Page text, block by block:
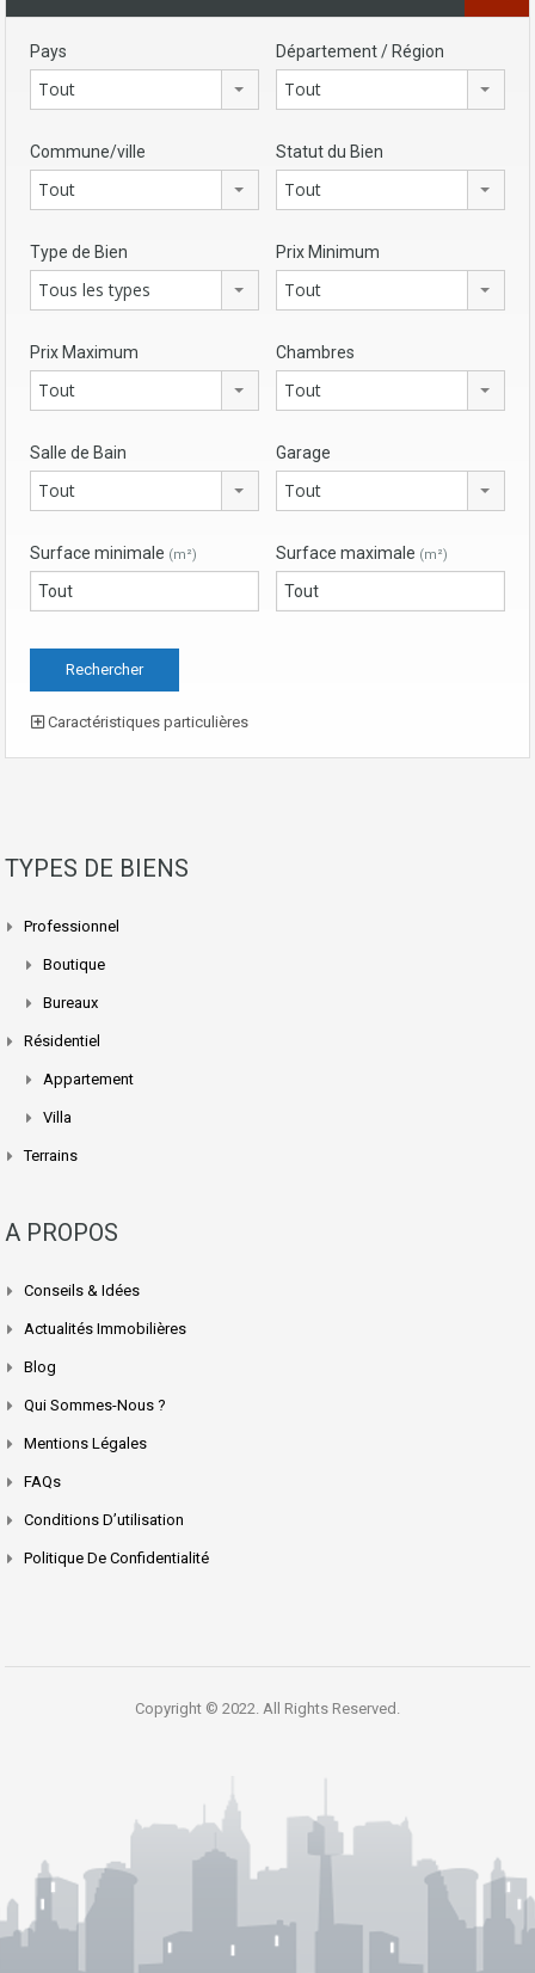
Pays
Tout
Département / Région
Tout
Commune/ville
Tout
Statut du Bien
Tout
Type de Bien
Tous les types
Prix Minimum
Tout
Prix Maximum
Tout
Chambres
Tout
Salle de Bain
Tout
Garage
Tout
Surface minimale (m²) Surface maximale (m²)
Caractéristiques particulières
TYPES DE BIENS
Professionnel
Boutique
Bureaux
Résidentiel
Appartement
Villa
Terrains
A PROPOS
Conseils & Idées
Actualités Immobilières
Blog
Qui Sommes-Nous ?
Mentions Légales
FAQs
Conditions D’utilisation
Politique De Confidentialité
Copyright © 2022. All Rights Reserved.